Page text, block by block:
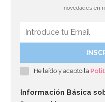
Botellita de leche
novedades en
He leído y acepto la
Información Básica